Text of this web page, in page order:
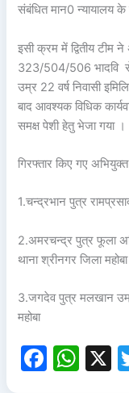
संबंधित मान0 न्यायालय
इसी क्रम में द्वितीय टीम
323/504/506 भादवि
उम्र 22 वर्ष निवासी
बाद आवश्यक विधिक
समक्ष पेशी हेतु भेजा गया ।
गिरफ्तार किए गए
1.चन्द्रभान पुत्र
2.अमरचन्द्र पुत्र फूला
थाना श्रीनगर जिला
3.जगदेव पुत्र मलखान उम्र
महोबा
F
W X